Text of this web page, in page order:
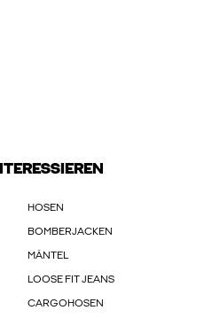
HOSEN
BOMBERJACKEN
MÄNTEL
LOOSE FIT JEANS
CARGOHOSEN